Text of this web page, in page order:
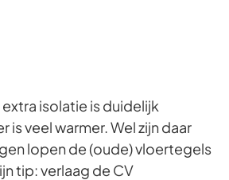
isolatie is duidelijk
is veel warmer. Wel zijn daar
lopen de (oude) vloertegels
tip: verlaag de CV